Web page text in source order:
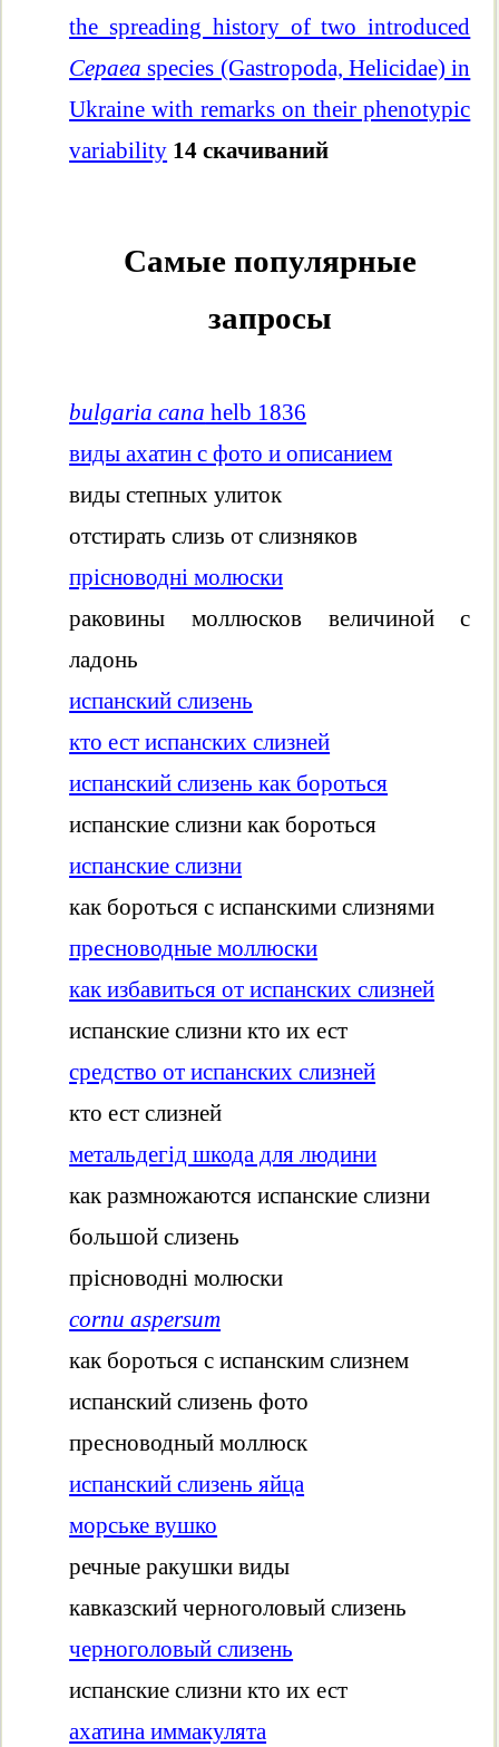
the spreading history of two introduced
Cepaea species (Gastropoda, Helicidae) in
Ukraine with remarks on their phenotypic
variability 14 скачиваний
Самые популярные
запросы
bulgaria cana helb 1836
виды ахатин с фото и описанием
виды степных улиток
отстирать слизь от слизняков
прісноводні молюски
раковины моллюсков величиной с
ладонь
испанский слизень
кто ест испанских слизней
испанский слизень как бороться
испанские слизни как бороться
испанские слизни
как бороться с испанскими слизнями
пресноводные моллюски
как избавиться от испанских слизней
испанские слизни кто их ест
средство от испанских слизней
кто ест слизней
метальдегід шкода для людини
как размножаются испанские слизни
большой слизень
прісноводні молюски
cornu aspersum
как бороться с испанским слизнем
испанский слизень фото
пресноводный моллюск
испанский слизень яйца
морське вушко
речные ракушки виды
кавказский черноголовый слизень
черноголовый слизень
испанские слизни кто их ест
ахатина иммакулята